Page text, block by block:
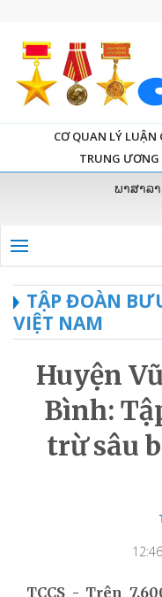
CƠ QUAN LÝ
TRUNG
ພາສາລ
TẬP ĐOÀN
VIỆT NAM
Huyện
Bình:
trừ sâu
TCCS - Trên